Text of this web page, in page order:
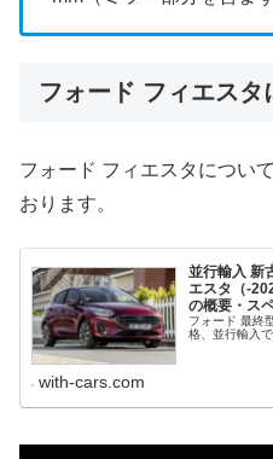
フォード フィエスタ
フォード フィエスタについ
おります。
並行輸入 新
エスタ（-
の概要・ス
フォード 最終
格、並行輸入
with-cars.com